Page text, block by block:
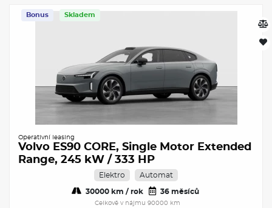
Skladem
Bonus
Operativní leasing
Volvo ES90 CORE, Single Motor Extended
Range, 245 kW / 333 HP
Elektro Automat
30000 km / rok 36 měsíců
Celkově v nájmu 90000 km